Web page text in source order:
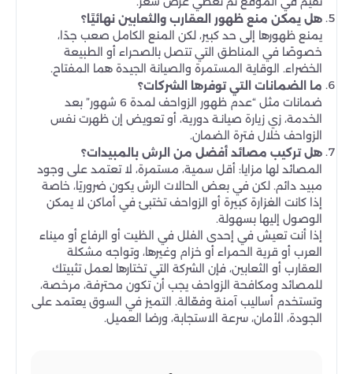
هل يمكن منع ظهور العقارب والثعابين نهائيًا؟
يمنع ظهورها إلى حد كبير، لكن المنع الكامل صعب جدًا،
خصوصًا في المناطق التي تتصل بالصحراء أو الطبيعة
الخضراء. الوقاية المستمرة والصيانة الجيدة هما المفتاح.
ما الضمانات التي توفرها الشركات؟
ضمانات مثل “عدم ظهور الزواحف لمدة 6 شهور” بعد
الخدمة، زي زيارة صيانـة دورية، أو تعويض إن ظهرت نفس
الزواحف خلال فترة الضمان.
هل تركيب مصائد أفضل من الرش بالمبيدات؟
المصائد لها مزايا: أقل سمية، مستمرة، لا تعتمد على وجود
مبيد دائم. لكن في بعض الحالات الرش يكون ضروريًا، خاصة
إذا كانت الغزارة كبيرة أو الزواحف تختبئ في أماكن لا يمكن
الوصول إليها بسهولة.
إذا أنت تعيش في إحدى الفلل في الظيت أو الرفاع أو ميناء
العرب أو قرية الحمراء أو خزام وغيرها، وتواجه مشكلة
العقارب أو الثعابين، فإن الشركة التي تختارها لعمل تثبيتك
للمصائد ومكافحة الزواحف يجب أن تكون محترفة، مرخصة،
وتستخدم أساليب آمنة وفعّالة. التميز في السوق يعتمد على
الجودة، الأمان، سرعة الاستجابة، ورضا العميل.